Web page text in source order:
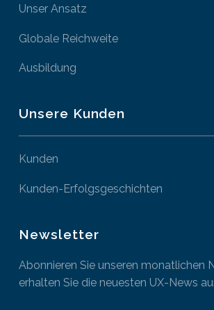
Unser Ansatz
Globale Reichweite
Ausbildung
Unsere Kunden
Kunden
Kunden-Erfolgsgeschichten
Newsletter
Abonnieren Sie unseren monatlichen
erhalten Sie die neuesten UX-News